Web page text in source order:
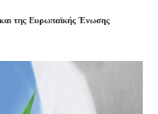
της Ευρωπαϊκής Ένωσης